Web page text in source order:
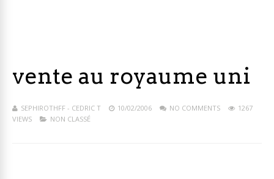
vente au royaume uni
SEPHIROTHFF - CEDRIC T 10/02/2006 NO COMMENTS
1267
VIEWS
NON CLASSÉ